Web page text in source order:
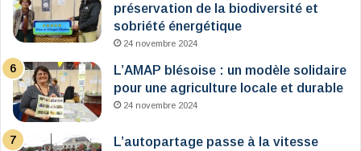
préservation de la biodiversité et
sobriété énergétique
24 novembre 2024
L’AMAP blésoise : un modèle solidaire
pour une agriculture locale et durable
24 novembre 2024
L’autopartage passe à la vitesse